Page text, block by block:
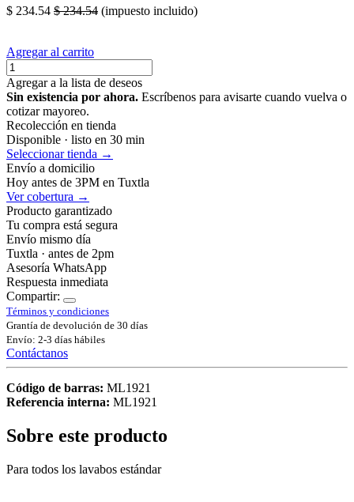
$ 234.54 $234.54 (impuesto incluido)
Agregar al carrito
Agregar a la lista de deseos
Sin existencia por ahora. Escríbenos para avisarte cuando vuelva o
cotizar mayoreo.
Recolección en tienda
Disponible · listo en 30 min
Seleccionar tienda →
Envío a domicilio
Hoy antes de 3PM en Tuxtla
Ver cobertura →
Producto garantizado
Tu compra está segura
Envío mismo día
Tuxtla · antes de 2pm
Asesoría WhatsApp
Respuesta inmediata
Compartir:
Términos y condiciones
Grantía de devolución de 30 días
Envío: 2-3 días hábiles
Contáctanos
Código de barras: ML1921
Referencia interna: ML1921
Sobre este producto
Para todos los lavabos estándar